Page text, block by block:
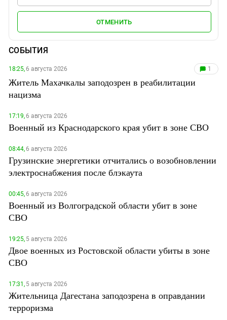
ОТМЕНИТЬ
СОБЫТИЯ
18:25,6 августа 2026 1
Житель Махачкалы заподозрен в реабилитации
нацизма
17:19,6 августа 2026
Военный из Краснодарского края убит в зоне СВО
08:44,6 августа 2026
Грузинские энергетики отчитались о возобновлении
электроснабжения после блэкаута
00:45,6 августа 2026
Военный из Волгоградской области убит в зоне
СВО
19:25,5 августа 2026
Двое военных из Ростовской области убиты в зоне
СВО
17:31,5 августа 2026
Жительница Дагестана заподозрена в оправдании
терроризма